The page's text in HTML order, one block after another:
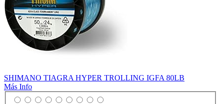
SHIMANO TIAGRA HYPER TROLLING IGFA 80LB
Más Info